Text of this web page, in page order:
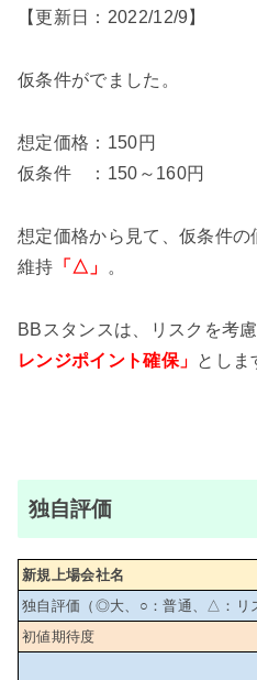
【更新日：2022/12/9】
仮条件がでました。
想定価格：150円
仮条件 ：150～160円
想定価格から見て、仮条件
維持 「△」 。
BBスタンスは、リスクを考
レンジポイント確保」 としま
独自評価
新規上場会社名
独自評価（◎大、○：普通、△：リ
初値期待度